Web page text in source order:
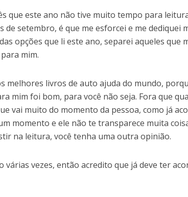
que este ano não tive muito tempo para
de setembro, é que me esforcei e me dediquei
opções que li este ano, separei aqueles que
mim.
melhores livros de auto ajuda do mundo,
mim foi bom, para você não seja. Fora que
vai muito do momento da pessoa, como já
momento e ele não te transparece muita
na leitura, você tenha uma outra opinião.
várias vezes, então acredito que já deve ter